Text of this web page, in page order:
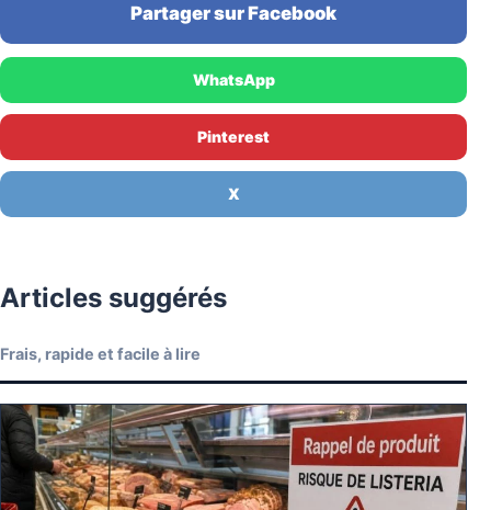
Partager sur Facebook
WhatsApp
Pinterest
X
Articles suggérés
Frais, rapide et facile à lire